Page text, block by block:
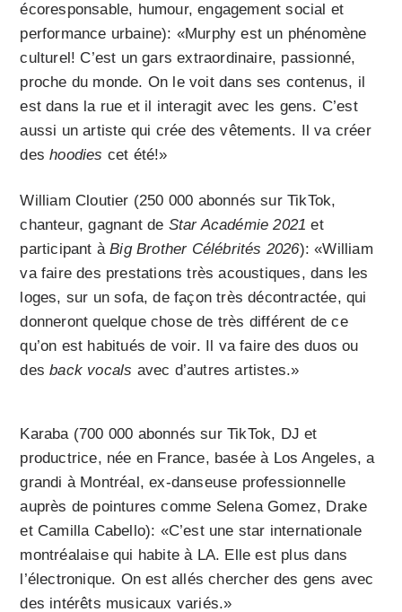
écoresponsable, humour, engagement social et
performance urbaine): «Murphy est un phénomène
culturel! C’est un gars extraordinaire, passionné,
proche du monde. On le voit dans ses contenus, il
est dans la rue et il interagit avec les gens. C’est
aussi un artiste qui crée des vêtements. Il va créer
deshoodies cet été!»
William Cloutier (250 000 abonnés sur TikTok,
chanteur, gagnant de Star Académie 2021 et
participant àBig Brother Célébrités 2026): «William
va faire des prestations très acoustiques, dans les
loges, sur un sofa, de façon très décontractée, qui
donneront quelque chose de très différent de ce
qu’on est habitués de voir. Il va faire des duos ou
desback vocals avec d’autres artistes.»
Karaba (700 000 abonnés sur TikTok, DJ et
productrice, née en France, basée à Los Angeles, a
grandi à Montréal, ex-danseuse professionnelle
auprès de pointures comme Selena Gomez, Drake
et Camilla Cabello): «C’est une star internationale
montréalaise qui habite à LA. Elle est plus dans
l’électronique. On est allés chercher des gens avec
des intérêts musicaux variés.»